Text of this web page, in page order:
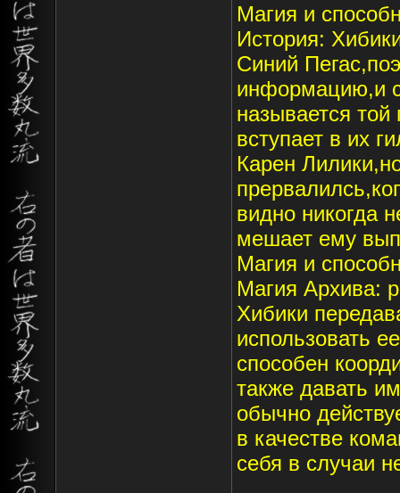
Магия и
История:
Синий
информацию,и
называется
вступает в их
Карен
видно никогда
мешает ему
Магия и
Магия Архива:
Хибики
использовать
способен
также давать
обычно
в качестве
себя в случаи